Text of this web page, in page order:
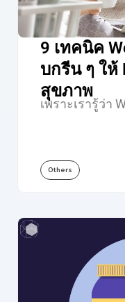
9 เทคนิค
บกรีน ๆ ให้
สุขภาพ
เพราะเรารู้ว่า
Others